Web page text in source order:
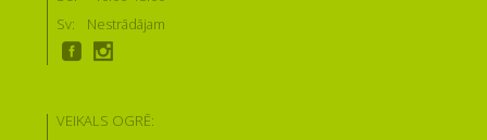
Sv:
Nestrādājam
VEIKALS OGRĒ: